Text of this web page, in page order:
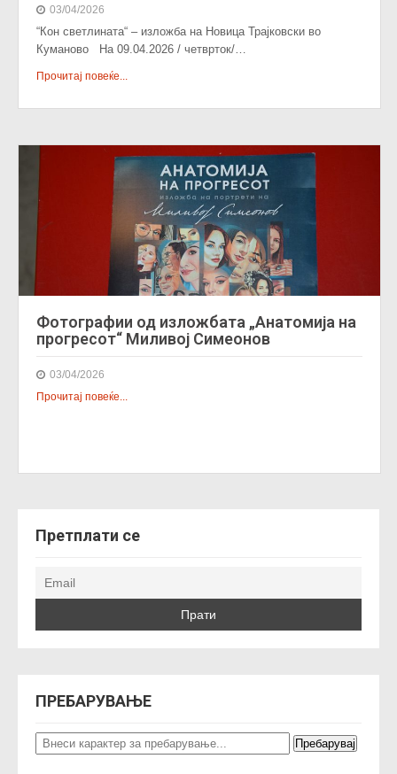
03/04/2026
“Кон светлината“ – изложба на Новица Трајковски во
Куманово На 09.04.2026 / четврток/…
Прочитај повеќе...
Фотографии од изложбата „Анатомија на
прогресот“ Миливој Симеонов
03/04/2026
Прочитај повеќе...
Претплати се
ПРЕБАРУВАЊЕ